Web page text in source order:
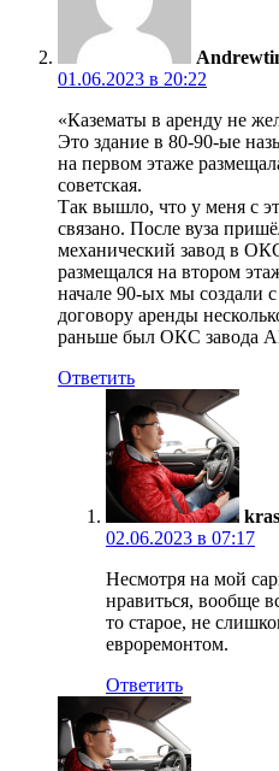
01.06.2023 в 20:22
«Казематы в аренду не
Это здание в 80-90-ые
на первом этаже
советская.
Так вышло, что у меня с
связано. После вуза
механический завод в
размещался на втором
начале 90-ых мы создали
договору аренды
раньше был ОКС завода
Ответить
02.06.2023 в 07:17
Несмотря на мой
нравиться, вообще
то старое, не
евроремонтом.
Ответить